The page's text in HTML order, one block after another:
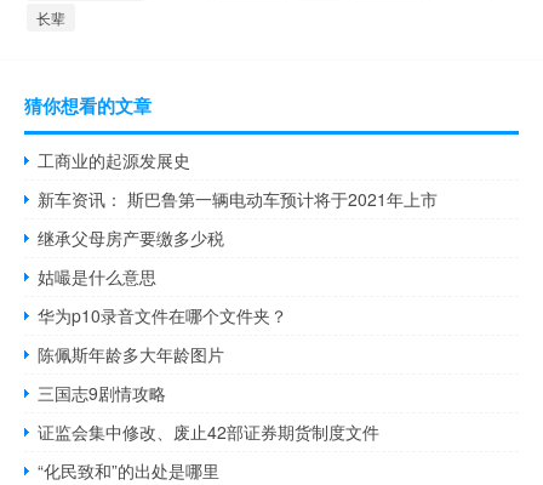
长辈
猜你想看的文章
工商业的起源发展史
新车资讯： 斯巴鲁第一辆电动车预计将于2021年上市
继承父母房产要缴多少税
姑嘬是什么意思
华为p10录音文件在哪个文件夹？
陈佩斯年龄多大年龄图片
三国志9剧情攻略
证监会集中修改、废止42部证券期货制度文件
“化民致和”的出处是哪里